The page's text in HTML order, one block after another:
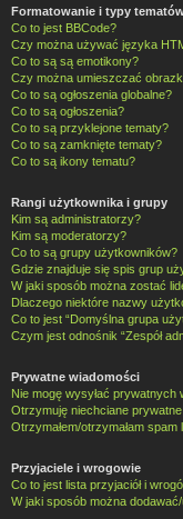
Formatowanie i typy
Co to jest BBCode?
Czy można używać języka
Co to są są emotikony?
Czy można umieszczać
Co to są ogłoszenia globalne?
Co to są ogłoszenia?
Co to są przyklejone tematy?
Co to są zamknięte tematy?
Co to są ikony tematu?
Rangi użytkownika i grupy
Kim są administratorzy?
Kim są moderatorzy?
Co to są grupy użytkowników?
Gdzie znajduje się spis grup
W jaki sposób można zostać
Dlaczego niektóre nazwy
Co to jest “Domyślna grupa
Czym jest odnośnik “Zespół
Prywatne wiadomości
Nie mogę wysyłać prywatnych
Otrzymuję niechciane
Otrzymałem/otrzymałam
Przyjaciele i wrogowie
Co to jest lista przyjaciół i
W jaki sposób można